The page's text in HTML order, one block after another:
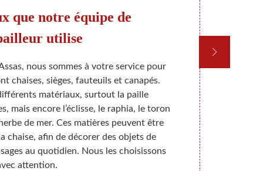
que notre équipe de
utilise
nous sommes à votre service pour
chaises, sièges, fauteuils et canapés.
matériaux, surtout la paille
mais encore l’éclisse, le raphia, le toron
de mer. Ces matières peuvent être
chaise, afin de décorer des objets de
au quotidien. Nous les choisissons
attention.
Si vous